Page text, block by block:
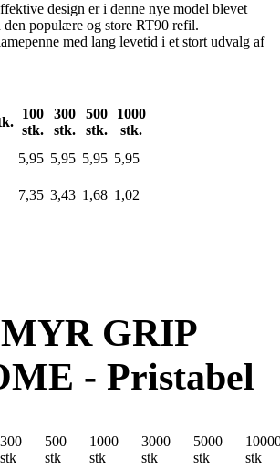
design er i denne nye model blevet
populære og store RT90 refil.
med lang levetid i et stort udvalg af
100
stk.
300
stk.
500
stk.
1000
stk.
5,95 5,95 5,95 5,95
7,35 3,43 1,68 1,02
GRIP
- Pristabel
300
stk
500
stk
1000
stk
3000
stk
5000
stk
stk